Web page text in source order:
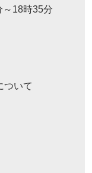
分～18時35分
ついて